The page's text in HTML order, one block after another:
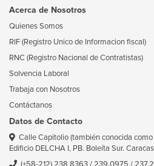
Acerca de Nosotros
Quienes Somos
RIF (Registro Unico de Informacion fiscal)
RNC (Registro Nacional de Contratistas)
Solvencia Laboral
Trabaja con Nosotros
Contáctanos
Datos de Contacto
Calle Capitolio (también conocida
Edificio DELCHA I, PB. Boleíta Sur.